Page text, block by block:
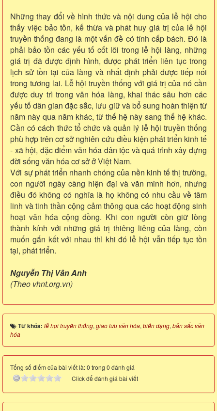
Những thay đổi về hình thức và nội dung của lễ hội cho
thấy việc bảo tồn, kế thừa và phát huy giá trị của lễ hội
truyền thống đang là một vấn đề có tính cấp bách. Đó là
phải bảo tồn các yếu tố cốt lõi trong lễ hội làng, những
giá trị đã được định hình, được phát triển liên tục trong
lịch sử tồn tại của làng và nhất định phải được tiếp nối
trong tương lai. Lễ hội truyền thống với giá trị của nó cần
được duy trì trong văn hóa làng, khai thác sâu hơn các
yếu tố dân gian đặc sắc, lưu giữ và bổ sung hoàn thiện từ
năm này qua năm khác, từ thế hệ này sang thế hệ khác.
Cần có cách thức tổ chức và quản lý lễ hội truyền thống
phù hợp trên cơ sở nghiên cứu điều kiện phát triển kinh tế
- xã hội, đặc điểm văn hóa dân tộc và quá trình xây dựng
đời sống văn hóa cơ sở ở Việt Nam.
Với sự phát triển nhanh chóng của nền kinh tế thị trường,
con người ngày càng hiện đại và văn minh hơn, nhưng
điều đó không có nghĩa là họ không có nhu cầu về tâm
linh và tinh thần cộng cảm thông qua các hoạt động sinh
hoạt văn hóa cộng đồng. Khi con người còn giữ lòng
thành kính với những giá trị thiêng liêng của làng, còn
muốn gắn kết với nhau thì khi đó lễ hội vẫn tiếp tục tồn
tại, phát triển.
Nguyễn Thị Vân Anh
(Theo vhnt.org.vn)
Từ khóa: lễ hội truyền thống, giao lưu văn hóa, biến dạng, bản sắc văn
hóa
Tổng số điểm của bài viết là: 0 trong 0 đánh giá
Click để đánh giá bài viết